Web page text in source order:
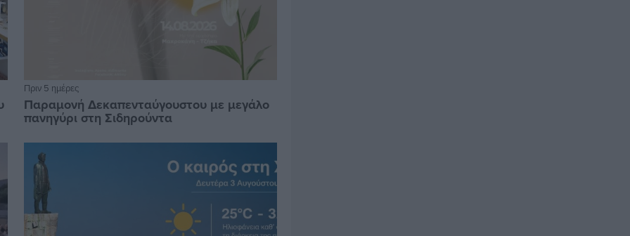
Πριν 5 ημέρες
Παραμονή Δεκαπενταύγουστου με μεγάλο
πανηγύρι στη Σιδηρούντα